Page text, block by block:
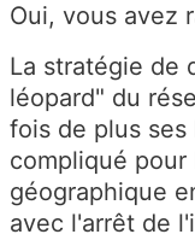
Oui, vous avez
La stratégie de
léopard" du
fois de plus ses
compliqué
géographique
avec l'arrêt de